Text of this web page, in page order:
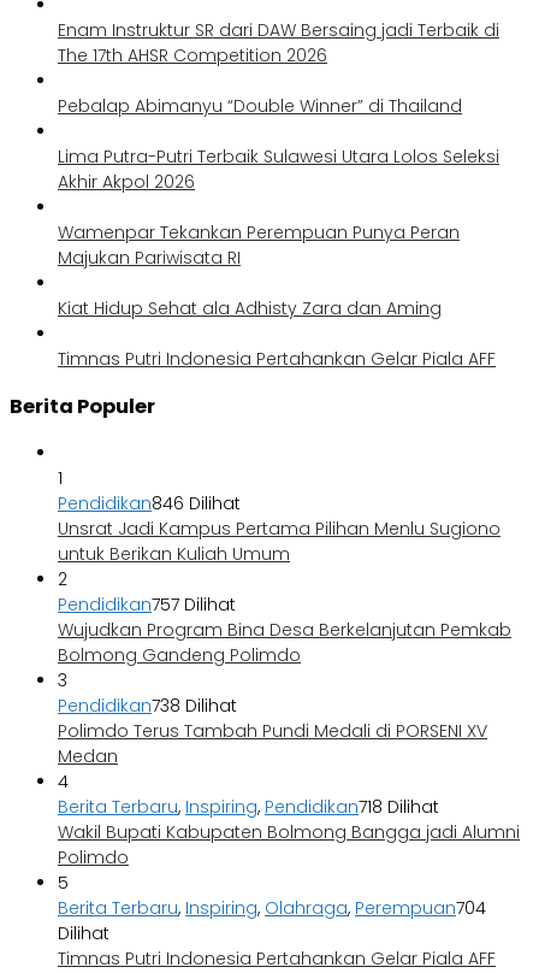
Enam Instruktur SR dari DAW Bersaing jadi Terbaik di
The 17th AHSR Competition 2026
Pebalap Abimanyu “Double Winner” di Thailand
Lima Putra-Putri Terbaik Sulawesi Utara Lolos Seleksi
Akhir Akpol 2026
Wamenpar Tekankan Perempuan Punya Peran
Majukan Pariwisata RI
Kiat Hidup Sehat ala Adhisty Zara dan Aming
Timnas Putri Indonesia Pertahankan Gelar Piala AFF
Berita Populer
1
Pendidikan846 Dilihat
Unsrat Jadi Kampus Pertama Pilihan Menlu Sugiono
untuk Berikan Kuliah Umum
2
Pendidikan757 Dilihat
Wujudkan Program Bina Desa Berkelanjutan Pemkab
Bolmong Gandeng Polimdo
3
Pendidikan738 Dilihat
Polimdo Terus Tambah Pundi Medali di PORSENI XV
Medan
4
Berita Terbaru, Inspiring, Pendidikan718 Dilihat
Wakil Bupati Kabupaten Bolmong Bangga jadi Alumni
Polimdo
5
Berita Terbaru, Inspiring, Olahraga, Perempuan704
Dilihat
Timnas Putri Indonesia Pertahankan Gelar Piala AFF